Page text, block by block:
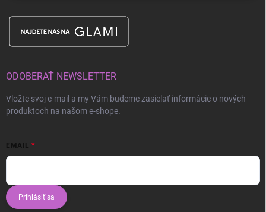
ODOBERAŤ NEWSLETTER
Vložte svoj e-mail a my Vám budeme zasielať informácie o nových
produktoch na našom e-shope.
EMAIL
Prihlásiť sa